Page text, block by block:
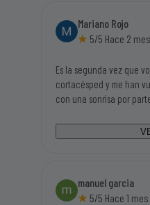
Mariano Rojo
5/5 Hace 2
Es la segunda vez que
cortacésped y me han
con una sonrisa por
tenían todo lo que iba
enhorabuena a ésta
manuel garcia
5/5 Hace 1 mes